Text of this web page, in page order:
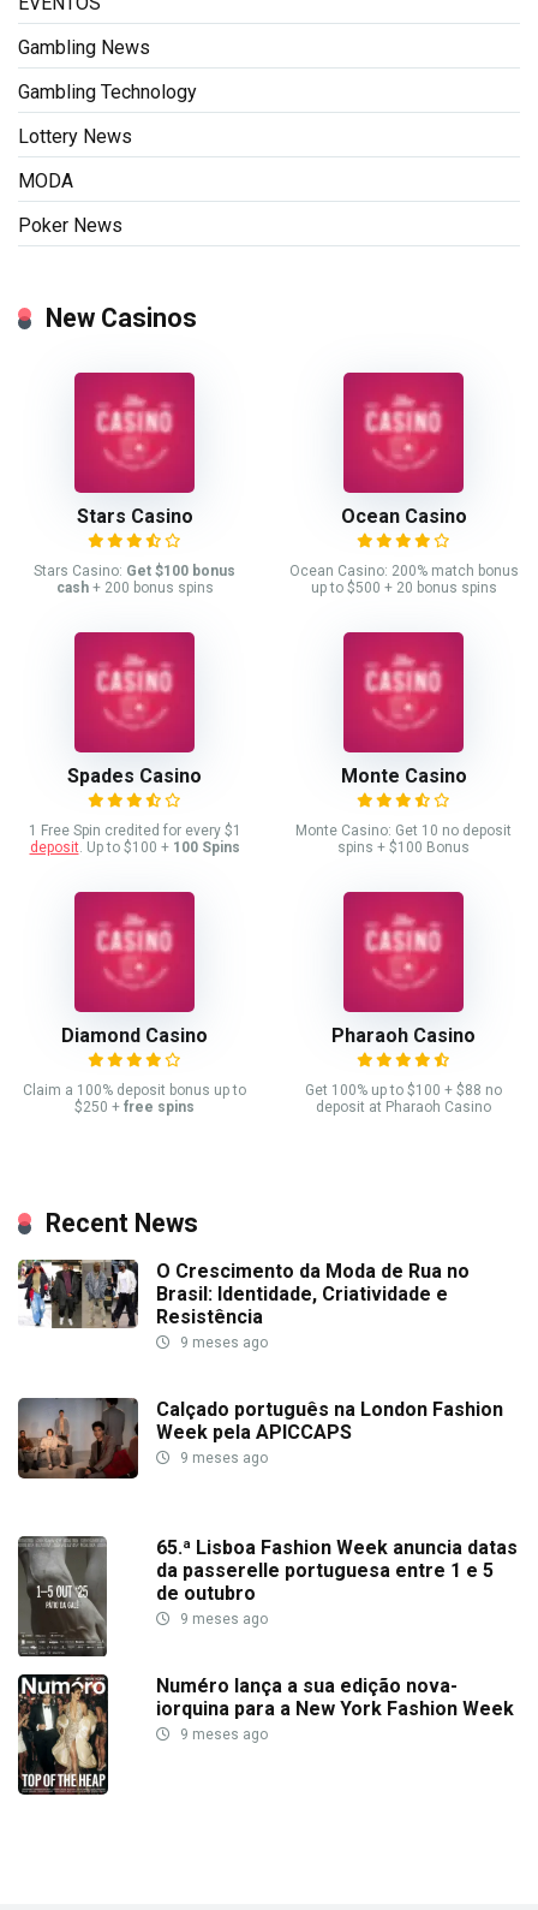
Gambling News
Gambling Technology
Lottery News
MODA
Poker News
New Casinos
Stars Casino
Stars Casino: Get $100 bonus
cash+ 200 bonus spins
Ocean Casino
Ocean Casino: 200% match bonus
up to $500 + 20 bonus spins
Spades Casino
1 Free Spin credited for every $1
deposit. Up to $100 + 100 Spins
Monte Casino
Monte Casino: Get 10 no deposit
spins + $100 Bonus
Diamond Casino
Claim a 100% deposit bonus up to
$250 + free spins
Pharaoh Casino
Get 100% up to $100 + $88 no
deposit at Pharaoh Casino
Recent News
O Crescimento da Moda de Rua no
Brasil: Identidade, Criatividade e
Resistência
9 meses ago
Calçado português na London Fashion
Week pela APICCAPS
9 meses ago
65.ª Lisboa Fashion Week anuncia datas
da passerelle portuguesa entre 1 e 5
de outubro
9 meses ago
Numéro lança a sua edição nova-
iorquina para a New York Fashion Week
9 meses ago